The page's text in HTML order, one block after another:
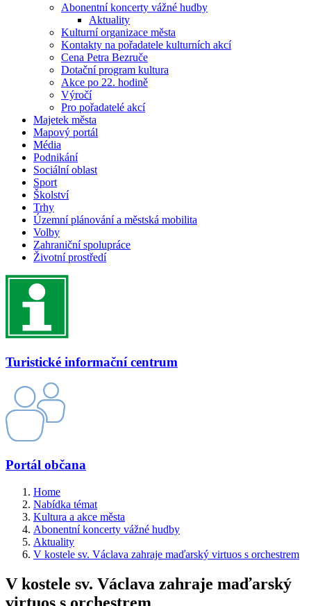
Abonentní koncerty vážné hudby
Aktuality
Kulturní organizace města
Kontakty na pořadatele kulturních akcí
Cena Petra Bezruče
Dotační program kultura
Akce po 22. hodině
Výročí
Pro pořadatelé akcí
Majetek města
Mapový portál
Média
Podnikání
Sociální oblast
Sport
Školství
Trhy
Územní plánování a městská mobilita
Volby
Zahraniční spolupráce
Životní prostředí
Turistické informační centrum
Portál občana
Home
Nabídka témat
Kultura a akce města
Abonentní koncerty vážné hudby
Aktuality
V kostele sv. Václava zahraje maďarský virtuos s orchestrem
V kostele sv. Václava zahraje maďarský
virtuos s orchestrem